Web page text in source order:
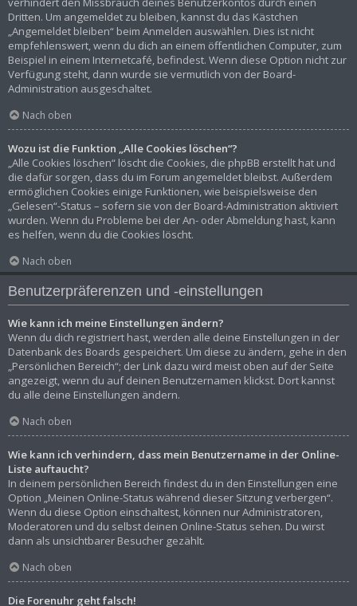
Dritten. Um angemeldet zu bleiben, kannst du das Kästchen
„Angemeldet bleiben“ beim Anmelden auswählen. Dies ist nicht
empfehlenswert, wenn du dich an einem öffentlichen Computer, zum
Beispiel in einem Internetcafé, befindest. Wenn diese Option nicht zur
Verfügung steht, dann wurde sie vermutlich von der Board-
Administration ausgeschaltet.
Nach oben
Wozu ist die Funktion „Alle Cookies löschen“?
„Alle Cookies löschen“ löscht die Cookies, die phpBB erstellt hat und
die dafür sorgen, dass du im Forum angemeldet bleibst. Außerdem
ermöglichen Cookies einige Funktionen, wie beispielsweise den
„Gelesen“-Status – sofern sie von der Board-Administration aktiviert
wurden. Wenn du Probleme bei der An- oder Abmeldung hast, kann
es helfen, wenn du die Cookies löscht.
Nach oben
Benutzerpräferenzen und -einstellungen
Wie kann ich meine Einstellungen ändern?
Wenn du dich registriert hast, werden alle deine Einstellungen in der
Datenbank des Boards gespeichert. Um diese zu ändern, gehe in den
„Persönlichen Bereich“; der Link dazu wird meist oben auf der Seite
angezeigt, wenn du auf deinen Benutzernamen klickst. Dort kannst
du alle deine Einstellungen ändern.
Nach oben
Wie kann ich verhindern, dass mein Benutzername in der Online-
Liste auftaucht?
In deinem persönlichen Bereich findest du in den Einstellungen eine
Option „Meinen Online-Status während dieser Sitzung verbergen“.
Wenn du diese Option einschaltest, können nur Administratoren,
Moderatoren und du selbst deinen Online-Status sehen. Du wirst
dann als unsichtbarer Besucher gezählt.
Nach oben
Die Forenuhr geht falsch!